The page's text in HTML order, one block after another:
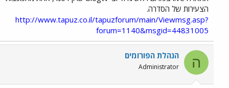
הצעירות של הסדרה.
http://www.tapuz.co.il/tapuzforum/main/Viewmsg.asp?
forum=1140&msgid=44831005
ה הנהלת הפורומים
Administrator